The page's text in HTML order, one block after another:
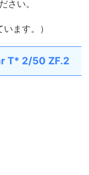
さい。
ます。）
T* 2/50 ZF.2